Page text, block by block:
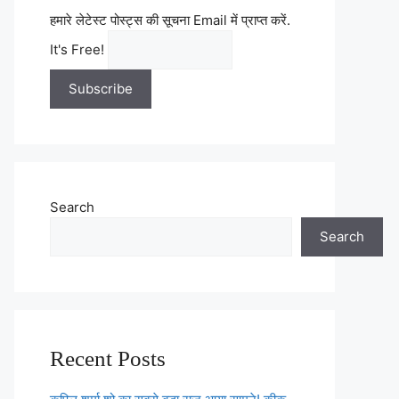
हमारे लेटेस्ट पोस्ट्स की सूचना Email में प्राप्त करें.
It's Free!
Search
Search
Recent Posts